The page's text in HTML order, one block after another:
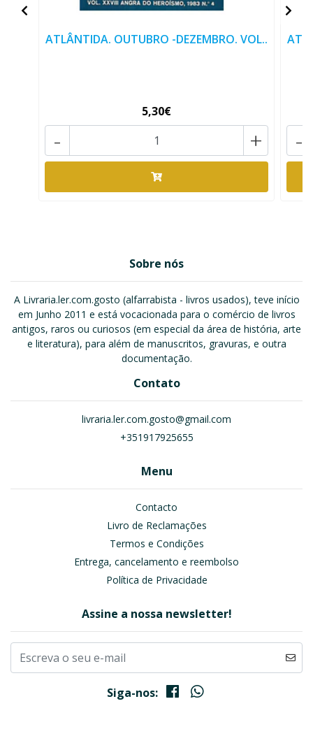
ATLÂNTIDA. OUTUBRO -DEZEMBRO. VOL..
5,30€
+
- -
Sobre nós
A Livraria.ler.com.gosto (alfarrabista - livros usados), teve início
em Junho 2011 e está vocacionada para o comércio de livros
antigos, raros ou curiosos (em especial da área de história, arte
e literatura), para além de manuscritos, gravuras, e outra
documentação.
Contato
livraria.ler.com.gosto@gmail.com
+351917925655
Menu
Contacto
Livro de Reclamações
Termos e Condições
Entrega, cancelamento e reembolso
Política de Privacidade
Assine a nossa newsletter!
Siga-nos: